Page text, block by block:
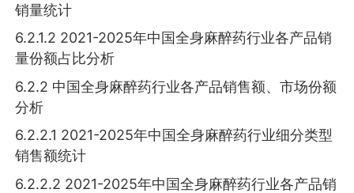
销量统计
6.2.1.2 2021-2025年中国全身麻醉药行业各产品销
量份额占比分析
6.2.2 中国全身麻醉药行业各产品销售额、市场份额
分析
6.2.2.1 2021-2025年中国全身麻醉药行业细分类型
销售额统计
6.2.2.2 2021-2025年中国全身麻醉药行业各产品销